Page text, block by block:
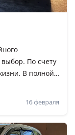
По счету
В полной
Чехия,
в принципе
как я люблю
16 февраля